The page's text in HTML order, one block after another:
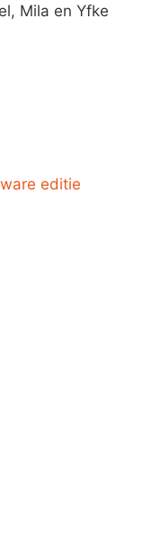
Mila en Yfke
editie